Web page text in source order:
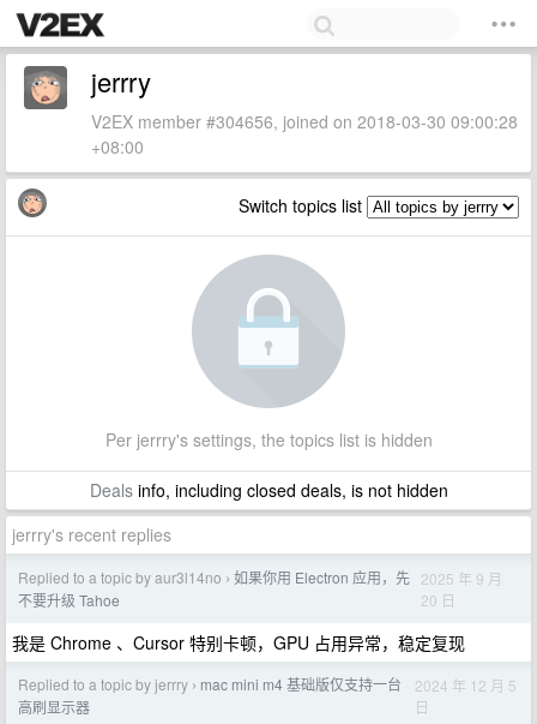
jerrry
V2EX member #304656, joined on 2018-03-30 09:00:28
+08:00
Switch topics list
Per jerrry's settings, the topics list is hidden
Dealsinfo, including closed deals, is not hidden
jerrry's recent replies
Replied to a topic by aur3l14no › 如果你用 Electron 应用，先
不要升级 Tahoe
2025 年 9 月
20 日
我是 Chrome 、Cursor 特别卡顿，GPU 占用异常，稳定复现
Replied to a topic by jerrry › mac mini m4 基础版仅支持一台
高刷显示器
2024 年 12 月 5
日